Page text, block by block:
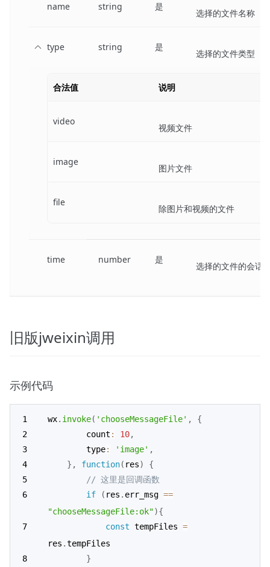
name string 是
选择的文件名称
type string 是
选择的文件类型
合法值 说明
video
视频文件
image
图片文件
file
除图片和视频的文件
time number 是
选择的文件的会话
旧版jweixin调用
示例代码
wx. invoke( 'chooseMessageFile' ,
{
		count
: 10,
		type
: 'image' ,
} , function( res)
{
// 这里是回调函数
if
( res . err_msg ==
"chooseMessageFile:ok"){
const tempFiles =
res .tempFiles
}